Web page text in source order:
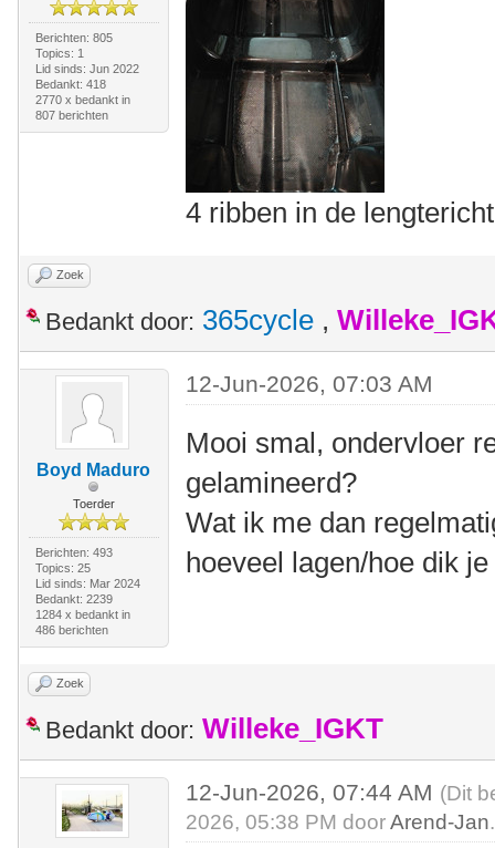
Berichten: 805
Topics: 1
Lid sinds: Jun 2022
Bedankt: 418
2770 x bedankt in
807 berichten
4 ribben in de
Zoek
Bedankt door: 365cycle ,
Boyd Maduro
Toerder
Berichten: 493
Topics: 25
Lid sinds: Mar 2024
Bedankt: 2239
1284 x bedankt in
486 berichten
12-Jun-2026, 07:03 AM
Mooi smal, ondervloer
gelamineerd?
Wat ik me dan
hoeveel lagen/hoe dik
Zoek
Bedankt door: Willeke_IGKT
12-Jun-2026, 07:44 AM (Dit
2026, 05:38 PM doorArend-Jan